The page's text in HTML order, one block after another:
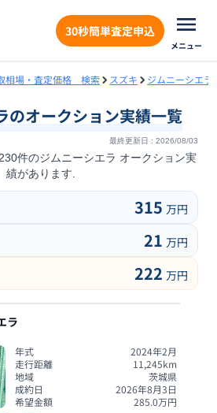
30秒簡単査定申込
メニュー
相場・査定価格 検索 スズキ ジムニーシエラ
のオークション実績一覧
最終更新日 : 2026/08/03
230件のジムニーシエラ オークション実
績があります.
315 万円
21 万円
222 万円
ラ
年式
2024年2月
走行距離
11,245km
地域
茨城県
成約日
2026年8月3日
希望金額
285.0万円